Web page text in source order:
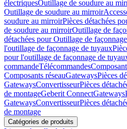
électriquesOutillage de soudure au
Outillage de soudure au mirroir
soudure au mirroirPièces détachées
de soudure au mirroirOutillage de
détachées pour Outillage de
l'outillage de façonnage de tuyaux
pour l'outillage de façonnage de
commandeTélécommandes
Composants réseauGatewaysPièces
GatewaysConvertisseurPièces
de montageGeberit ConnectGateways
GatewaysConvertisseurPièces
de montage
Catégories de produits